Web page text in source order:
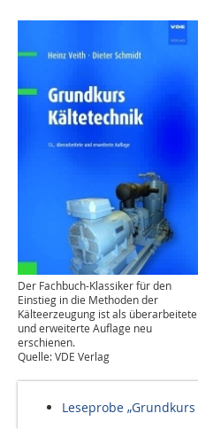
Der Fachbuch-Klassiker für den
Einstieg in die Methoden der
Kälteerzeugung ist als überarbeitete
und erweiterte Auflage neu
erschienen.
Quelle: VDE Verlag
Leseprobe